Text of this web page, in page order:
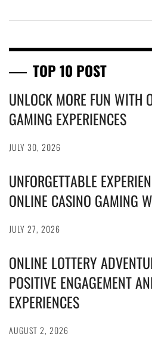
TOP 10 POST
UNLOCK MORE FUN WITH
GAMING EXPERIENCES
JULY 30, 2026
UNFORGETTABLE
ONLINE CASINO GAMING
JULY 27, 2026
ONLINE LOTTERY
POSITIVE ENGAGEMENT
EXPERIENCES
AUGUST 2, 2026